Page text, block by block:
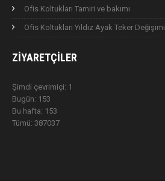
Ofis Koltukları Tamiri ve bakımı
Ofis Koltukları Yıldız Ayak Teker Değişimi
ZIYARETÇILER
Şimdi çevrimiçi: 1
Bugün: 153
Bu hafta: 153
Tümü: 387037